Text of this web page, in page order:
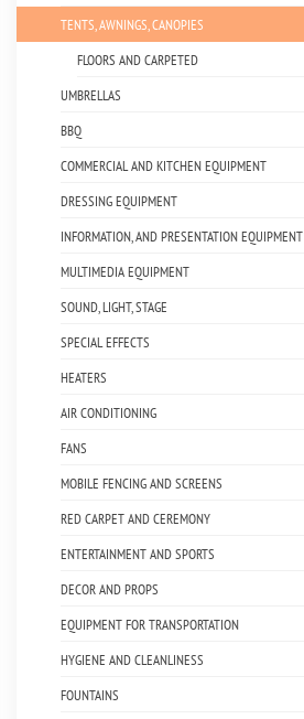
TENTS, AWNINGS, CANOPIES
FLOORS AND CARPETED
UMBRELLAS
BBQ
COMMERCIAL AND KITCHEN EQUIPMENT
DRESSING EQUIPMENT
INFORMATION, AND PRESENTATION EQUIPMENT
MULTIMEDIA EQUIPMENT
SOUND, LIGHT, STAGE
SPECIAL EFFECTS
HEATERS
AIR CONDITIONING
FANS
MOBILE FENCING AND SCREENS
RED CARPET AND CEREMONY
ENTERTAINMENT AND SPORTS
DECOR AND PROPS
EQUIPMENT FOR TRANSPORTATION
HYGIENE AND CLEANLINESS
FOUNTAINS